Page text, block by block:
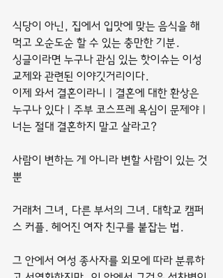
식당이 아닌, 집에서 입맛에 맞는 음식을 해
먹고 오순도순 할 수 있는 충만한 기분.
싱글이라면 누구나 관심 있는 핫이슈는 이성
교제와 관련된 이야깃거리이다.
이제 와서 결혼이라니 | 결혼에 대한 환상은
누구나 있다 | 주부 코스프레 욕심이 문제야 |
너는 절대 결혼하지 말고 살라고?
사람이 변하는 게 아니라 변할 사람이 있는 것
뿐
거래처 그녀, 다른 부서의 그녀. 대학교 캠퍼
스 커플. 헤어진 여자 친구를 붙잡는 법.
그 안에서 여성 종사자를 외모에 따라 분류하